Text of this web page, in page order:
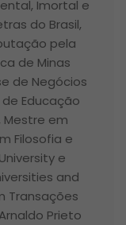
Imortal e
do Brasil,
pela
de Minas
de Negócios
Educação
Mestre em
Filosofia e
e
and
Transações
Prieto